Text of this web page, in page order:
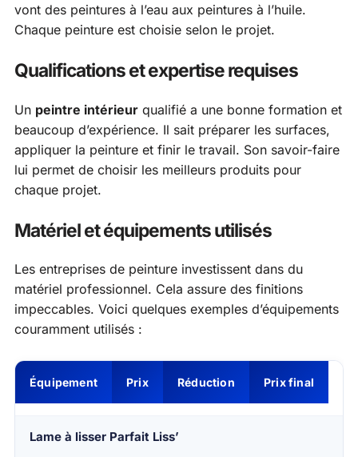
vont des peintures à l’eau aux peintures à l’huile.
Chaque peinture est choisie selon le projet.
Qualifications et expertise requises
Un peintre intérieur qualifié a une bonne formation et
beaucoup d’expérience. Il sait préparer les surfaces,
appliquer la peinture et finir le travail. Son savoir-faire
lui permet de choisir les meilleurs produits pour
chaque projet.
Matériel et équipements utilisés
Les entreprises de peinture investissent dans du
matériel professionnel. Cela assure des finitions
impeccables. Voici quelques exemples d’équipements
couramment utilisés :
Équipement Prix Réduction Prix final
Lame à lisser Parfait Liss’